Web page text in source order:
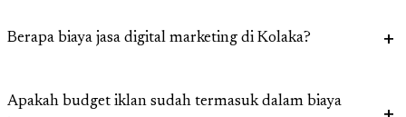
Berapa biaya jasa digital marketing di Kolaka?
Apakah budget iklan sudah termasuk dalam biaya